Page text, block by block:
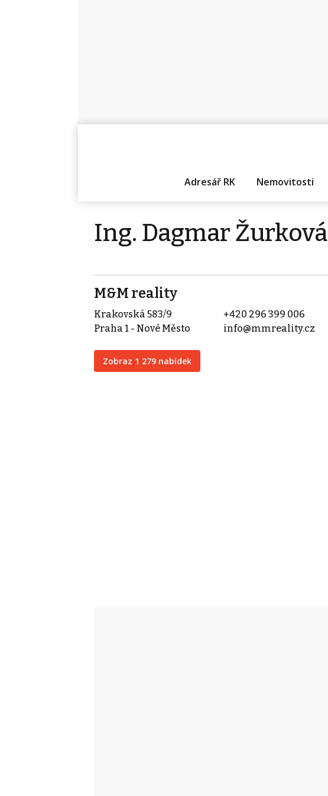
Adresář RK Nemovitosti
Ing. Dagmar Žurková
M&M reality
Krakovská 583/9
Praha 1 - Nové Město
Zobraz 1 279 nabídek
+420 296 399 006
info@mmreality.cz